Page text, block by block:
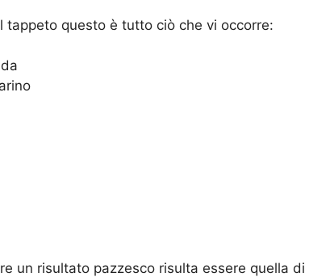
questo è tutto ciò che vi occorre:
un risultato pazzesco risulta essere quella di